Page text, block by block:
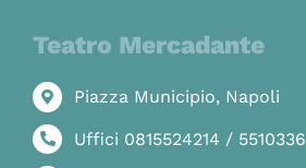
Teatro Mercadante
Piazza Municipio, Napoli
Uffici 0815524214 / 5510336